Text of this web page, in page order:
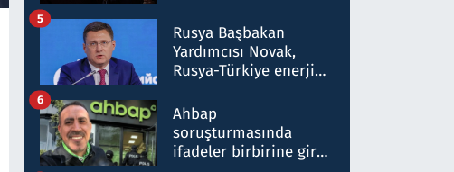
Rusya Başbakan
Yardımcısı Novak,
Rusya-Türkiye enerji
nitelikte olduğunu
belirtti
5
Ahbap
soruşturmasında
ifadeler birbirine girdi:
6